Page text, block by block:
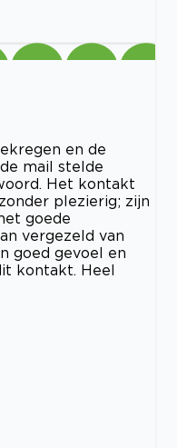
en de
mail stelde
Het kontakt
plezierig; zijn
goede
vergezeld van
goed gevoel en
kontakt. Heel